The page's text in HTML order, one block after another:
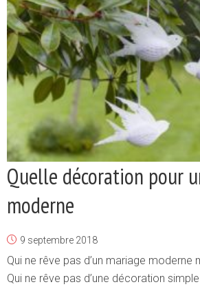
Quelle décoration pour
moderne
9 septembre 2018
Qui ne rêve pas d’un mariage moderne
Qui ne rêve pas d’une décoration